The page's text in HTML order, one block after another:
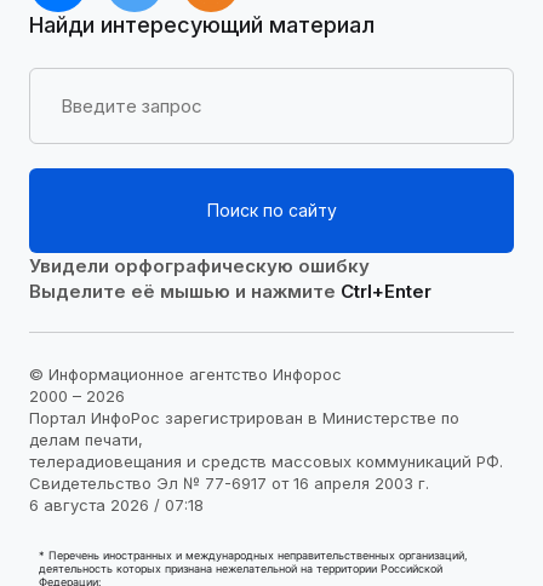
Найди интересующий материал
Поиск по сайту
Увидели орфографическую ошибку
Выделите её мышью и нажмите Ctrl+Enter
© Информационное агентство Инфорос
2000 – 2026
Портал ИнфоРос зарегистрирован в Министерстве по
делам печати,
телерадиовещания и средств массовых коммуникаций РФ.
Свидетельство Эл № 77-6917 от 16 апреля 2003 г.
6 августа 2026 / 07:18